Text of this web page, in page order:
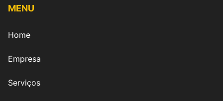
MENU
Home
Empresa
Serviços